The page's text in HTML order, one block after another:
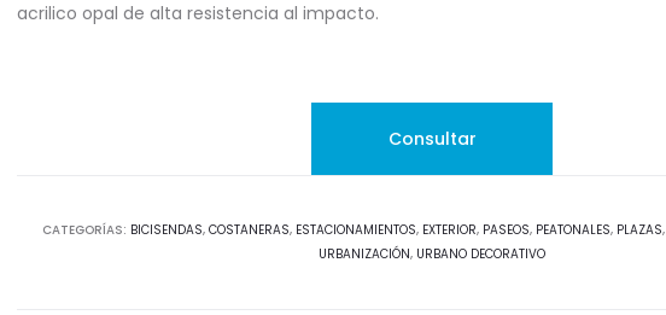
acrilico opal de alta resistencia al impacto.
CATEGORÍAS: BICISENDAS, COSTANERAS, ESTACIONAMIENTOS, EXTERIOR, PASEOS, PEATONALES, PLAZAS,
URBANIZACIÓN, URBANO DECORATIVO